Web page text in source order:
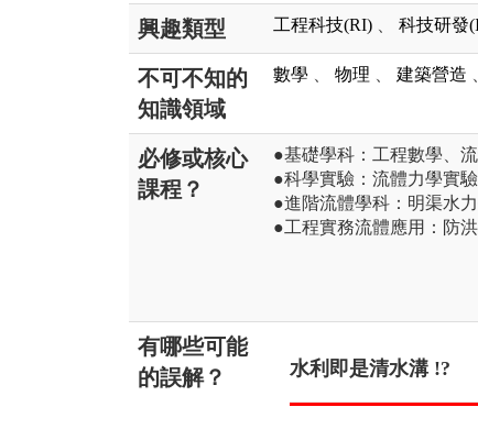
興趣類型 工程科技(RI) 科技研發
不可不知的
知識領域
數學 物理 建築營造
必修或核心
課程？
●基礎學科：工程數學、
●科學實驗：流體力學實驗
●進階流體學科：明渠水
●工程實務流體應用：防
有哪些可能
的誤解？
水利即是清水溝 !?